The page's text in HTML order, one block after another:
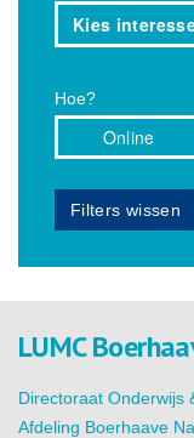
Kies
Hoe?
Online
Filters wissen
LUMC
Directoraat Onderwijs
Afdeling Boerhaave